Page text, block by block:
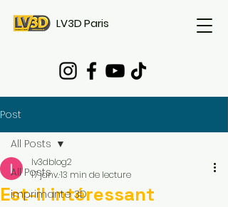
LV3D Paris
Post
All Posts
imprimante 3D
All Posts
Est-il intéressant
lv3dblog2
17 janv.13 min de lecture